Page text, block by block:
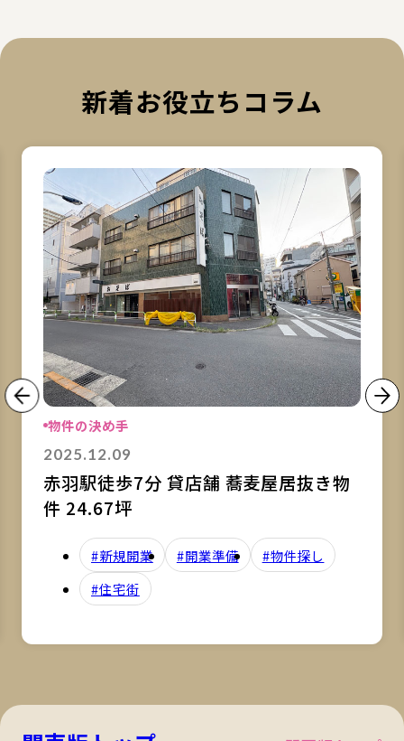
新着お役立ちコラム
詳細を見る
物件の決め手
2025.12.09
赤羽駅徒歩7分 貸店舗 蕎麦屋居抜き物
件 24.67坪
#新規開業 #開業準備
#物件探し
#住宅街